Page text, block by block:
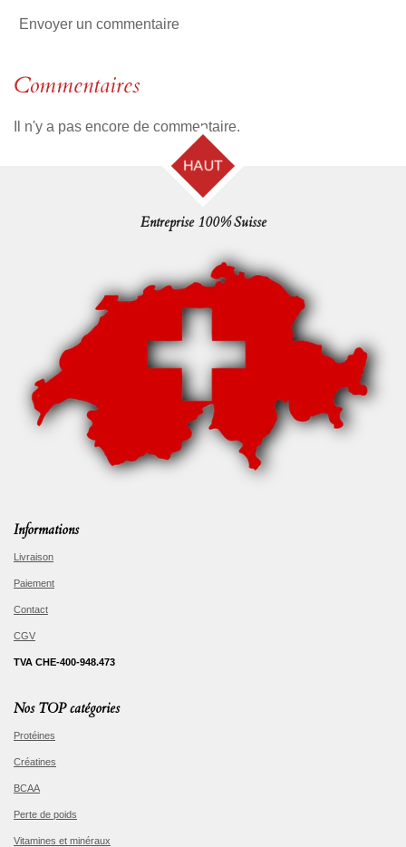
Envoyer un commentaire
Commentaires
Il n'y a pas encore de commentaire.
HAUT
Entreprise 100% Suisse
Informations
Livraison
Paiement
Contact
CGV
TVA CHE-400-948.473
Nos TOP catégories
Protéines
Créatines
BCAA
Perte de poids
Vitamines et minéraux